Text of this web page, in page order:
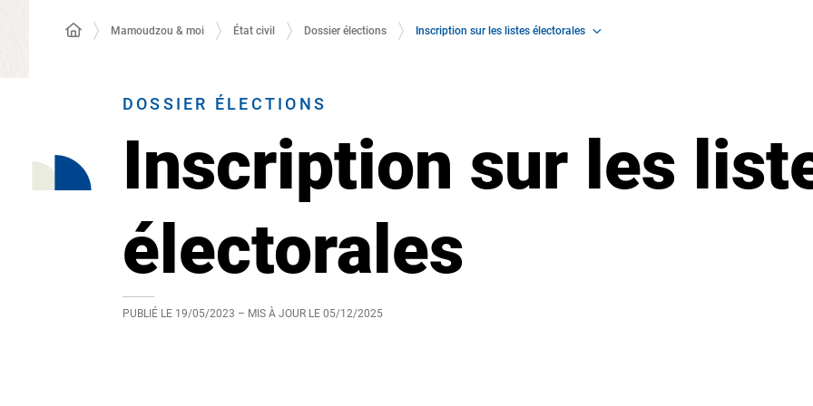
Mamoudzou & moi État civil Dossier élections Inscription sur les listes électorales
DOSSIER ÉLECTIONS
Inscription sur les
électorales
PUBLIÉ LE 19/05/2023 – MIS À JOUR LE 05/12/2025